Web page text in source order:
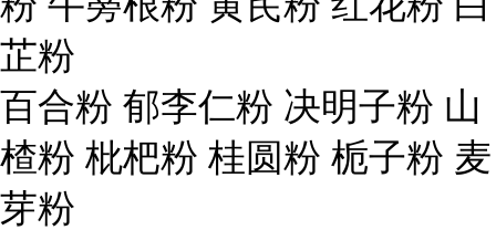
芷粉
百合粉 郁李仁粉 决明子粉 山
楂粉 枇杷粉 桂圆粉 栀子粉 麦
芽粉